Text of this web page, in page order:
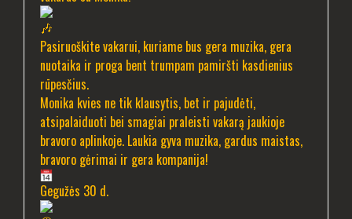
Pasiruoškite vakarui, kuriame bus gera muzika, gera
nuotaika ir proga bent trumpam pamiršti kasdienius
rūpesčius.
Monika kvies ne tik klausytis, bet ir pajudėti,
atsipalaiduoti bei smagiai praleisti vakarą jaukioje
bravoro aplinkoje. Laukia gyva muzika, gardus maistas,
bravoro gėrimai ir gera kompanija!
Gegužės 30 d.